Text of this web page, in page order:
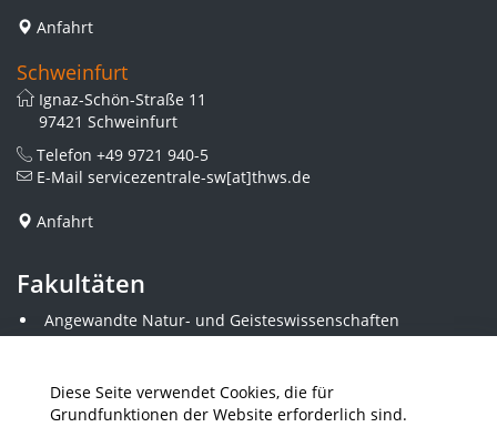
Diese Seite verwendet Cookies, die für
Grundfunktionen der Website erforderlich sind.
Anfahrt
Schweinfurt
Ignaz-Schön-Straße 11
97421 Schweinfurt
Telefon +49 9721 940-5
E-Mail servicezentrale-sw[at]thws.de
Anfahrt
Fakultäten
Angewandte Natur- und Geisteswissenschaften
Angewandte Sozialwissenschaften
Elektrotechnik
Gestaltung